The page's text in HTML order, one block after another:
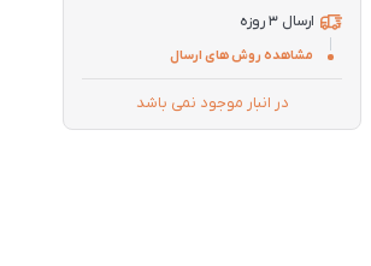
ارسال 3 روزه
مشاهده روش های ارسال
در انبار موجود نمی باشد